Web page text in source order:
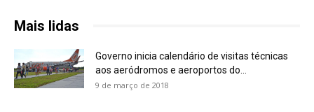
Mais lidas
Governo inicia calendário de visitas técnicas
aos aeródromos e aeroportos do...
9 de março de 2018